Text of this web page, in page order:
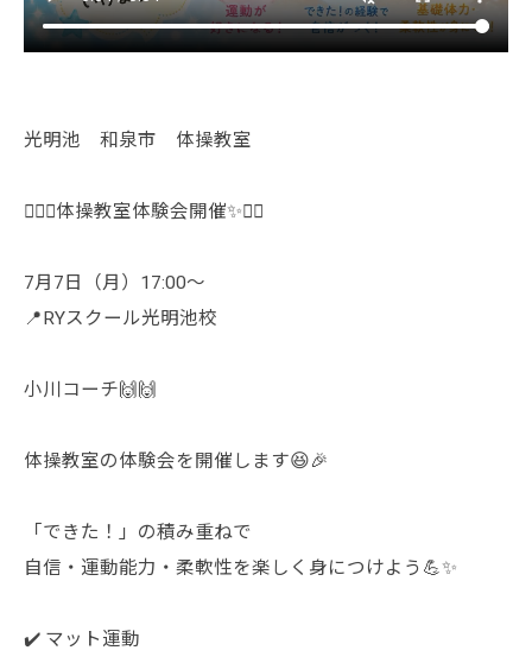
光明池 和泉市 体操教室
🤸‍♀️✨体操教室体験会開催✨🤸‍♂️
7月7日（月）17:00〜
📍RYスクール光明池校
小川コーチ🙌🙌
体操教室の体験会を開催します😆🎉
「できた！」の積み重ねで
自信・運動能力・柔軟性を楽しく身につけよう💪✨
✔️ マット運動